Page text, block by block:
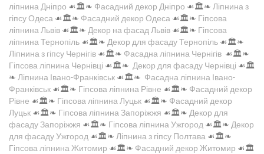
ліпнина Дніпро ☙🏛️❧ Фасадний декор Дніпро ☙🏛️❧ Ліпнина з
гіпсу Одеса ☙🏛️❧ Фасадний декор Одеса ☙🏛️❧ Гіпсова
ліпнина Львів ☙🏛️❧ Декор на фасад Львів ☙🏛️❧ Гіпсова
ліпнина Тернопіль ☙🏛️❧ Декор для фасаду Тернопіль ☙🏛️❧
Ліпнина з гіпсу Чернігів ☙🏛️❧ Фасадна ліпнина Чернігів ☙🏛️❧
Гіпсова ліпнина Чернівці ☙🏛️❧ Декор для фасаду Чернівці ☙🏛️
❧ Ліпнина Івано-Франківськ ☙🏛️❧ Фасадна ліпнина Івано-
Франківськ ☙🏛️❧ Гіпсова ліпнина Рівне ☙🏛️❧ Фасадний декор
Рівне ☙🏛️❧ Гіпсова ліпнина Луцьк ☙🏛️❧ Фасадний декор
Луцьк ☙🏛️❧ Гіпсова ліпнина Запоріжжя ☙🏛️❧ Декор для
фасаду Запоріжжя ☙🏛️❧ Гіпсова ліпнина Ужгород ☙🏛️❧ Декор
для фасаду Ужгород ☙🏛️❧ Ліпнина з гіпсу Полтава ☙🏛️❧
Гіпсова ліпнина Житомир ☙🏛️❧ Фасадний декор Житомир ☙🏛️